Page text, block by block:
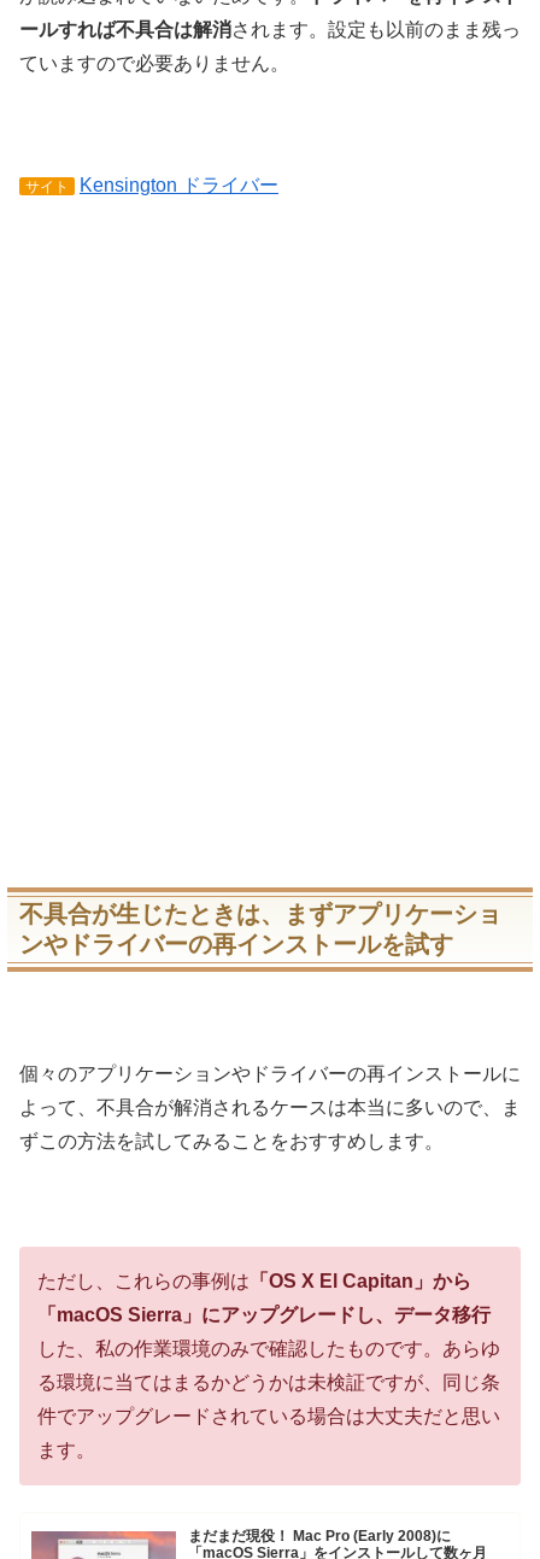
ールすれば不具合は解消されます。設定も以前のまま残っ
ていますので必要ありません。
サイト Kensington ドライバー
不具合が生じたときは、まずアプリケーショ
ンやドライバーの再インストールを試す
個々のアプリケーションやドライバーの再インストールに
よって、不具合が解消されるケースは本当に多いので、ま
ずこの方法を試してみることをおすすめします。
ただし、これらの事例は 「OS X El Capitan」から
「macOS Sierra」にアップグレードし、データ移行
した、私の作業環境のみで確認したものです。あらゆ
る環境に当てはまるかどうかは未検証ですが、同じ条
件でアップグレードされている場合は大丈夫だと思い
ます。
まだまだ現役！ Mac Pro (Early 2008)に
「macOS Sierra」をインストールして数ヶ月